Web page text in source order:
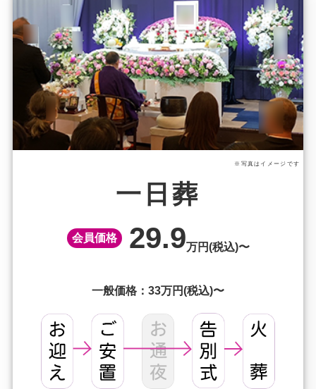
※写真はイメージです
一日葬
会員価格 29.9万円(税込)〜
一般価格：33万円(税込)〜